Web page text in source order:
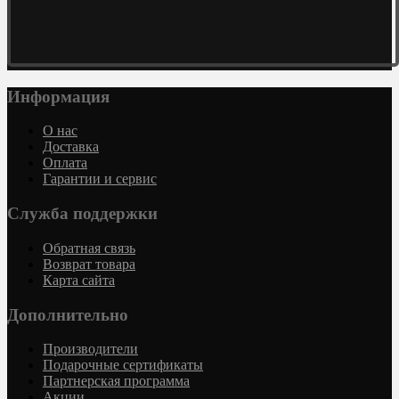
Информация
О нас
Доставка
Оплата
Гарантии и сервис
Служба поддержки
Обратная связь
Возврат товара
Карта сайта
Дополнительно
Производители
Подарочные сертификаты
Партнерская программа